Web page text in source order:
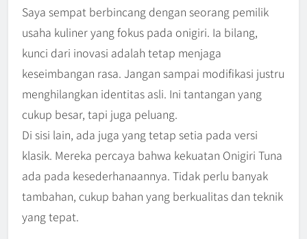
Saya sempat berbincang dengan seorang pemilik
usaha kuliner yang fokus pada onigiri. Ia bilang,
kunci dari inovasi adalah tetap menjaga
keseimbangan rasa. Jangan sampai modifikasi justru
menghilangkan identitas asli. Ini tantangan yang
cukup besar, tapi juga peluang.
Di sisi lain, ada juga yang tetap setia pada versi
klasik. Mereka percaya bahwa kekuatan Onigiri Tuna
ada pada kesederhanaannya. Tidak perlu banyak
tambahan, cukup bahan yang berkualitas dan teknik
yang tepat.